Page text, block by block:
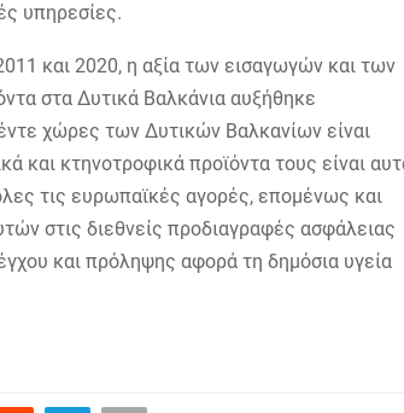
υπηρεσίες.
και 2020, η αξία των εισαγωγών και των
στα Δυτικά Βαλκάνια αυξήθηκε
χώρες των Δυτικών Βαλκανίων είναι
και κτηνοτροφικά προϊόντα τους είναι
τις ευρωπαϊκές αγορές, επομένως και
στις διεθνείς προδιαγραφές ασφάλειας
και πρόληψης αφορά τη δημόσια υγεία